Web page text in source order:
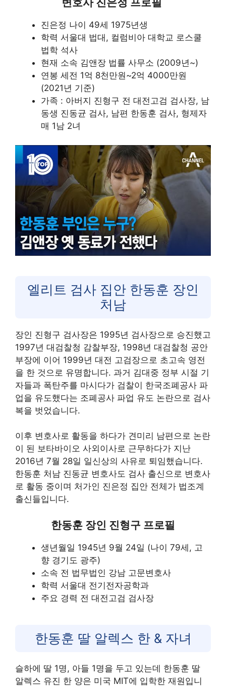
진은정 나이 49세 1975년생
학력 서울대 법대, 컬럼비아 대학교 로스쿨
법학 석사
현재 소속 김앤장 법률 사무소 (2009년~)
연봉 세전 1억 8천만원~2억 4000만원
(2021년 기준)
가족 : 아버지 진형구 전 대전고검 검사장, 남
동생 진동균 검사, 남편 한동훈 검사, 형제자
매 1남 2녀
엘리트 검사 집안 한동훈 장인
처남
장인 진형구 검사장은 1995년 검사장으로 승진했고
1997년 대검찰청 감찰부장, 1998년 대검찰청 공안
부장에 이어 1999년 대전 고검장으로 초고속 영전
을 한 것으로 유명합니다. 과거 김대중 정부 시절 기
자들과 폭탄주를 마시다가 검찰이 한국조폐공사 파
업을 유도했다는 조폐공사 파업 유도 논란으로 검사
복을 벗었습니다.
이후 변호사로 활동을 하다가 견미리 남편으로 논란
이 된 보타바이오 사외이사로 근무하다가 지난
2016년 7월 28일 일신상의 사유로 퇴임했습니다.
한동훈 처남 진동균 변호사도 검사 출신으로 변호사
로 활동 중이며 처가인 진은정 집안 전체가 법조계
출신들입니다.
한동훈 장인 진형구 프로필
생년월일 1945년 9월 24일 (나이 79세, 고
향 경기도 광주)
소속 전 법무법인 강남 고문변호사
학력 서울대 전기전자공학과
주요 경력 전 대전고검 검사장
한동훈 딸 알렉스 한 & 자녀
슬하에 딸 1명, 아들 1명을 두고 있는데 한동훈 딸
알렉스 유진 한 양은 미국 MIT에 입학한 재원입니